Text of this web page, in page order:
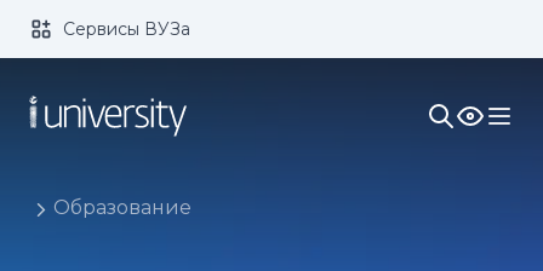
Размер шрифта: Цвет:
Изображения:
Сервисы ВУЗа
Образование